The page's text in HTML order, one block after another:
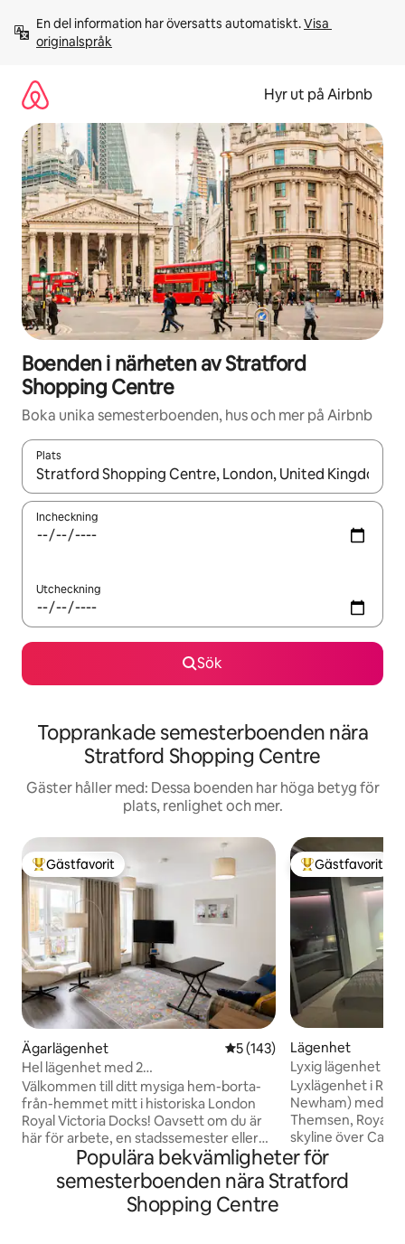
innehåll
En del information har översatts automatiskt. Visa
originalspråk
Hyr ut på Airbnb
Boenden i närheten av Stratford
Shopping Centre
Boka unika semesterboenden, hus och mer på Airbnb
Plats
När resultaten är tillgängliga kan du navigera med upp- och
Incheckning
Utcheckning
Sök
Topprankade semesterboenden nära
Stratford Shopping Centre
Gäster håller med: Dessa boenden har höga betyg för
plats, renlighet och mer.
Populär gästfavorit
Gästfavorit
Ägarlägenhet 5 av 5 i genomsnittligt
5 (143)
Hel lägenhet med 2
sovrum/ExCel/O2/garageparkering/ABBA
Välkommen till ditt mysiga hem-borta-
från-hemmet mitt i historiska London
Royal Victoria Docks! Oavsett om du är
här för arbete, en stadssemester eller
en längre vistelse kommer du att älska
den avslappnade, vattensidiga
atmosfären och oslagbara läget och
supergrannskapet. Denna ljusa och
Populär
Gästfavorit
Lägenhet
Lyxig lägenhet
(gratis parkering
Lyxlägenhet i
Newham) med
Themsen, Royal
skyline över
Town & London
EXCEL
CLOUD CABLE
Populära bekvämligheter för
semesterboenden nära Stratford
Shopping Centre